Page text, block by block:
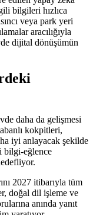
bilgileri hızlıca
veya park yeri
aracılığıyla
dijital dönüşümün
daha da gelişmesi
kokpitleri,
iyi anlayacak şekilde
bilgi-eğlence
2027 itibarıyla tüm
doğal dil işleme ve
anında yanıt